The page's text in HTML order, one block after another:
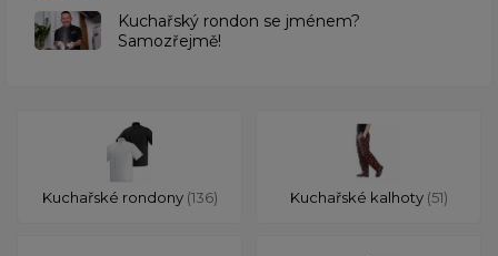
Kuchařský rondon se jménem?
Samozřejmě!
Kuchařské rondony (136) Kuchařské kalhoty (51)